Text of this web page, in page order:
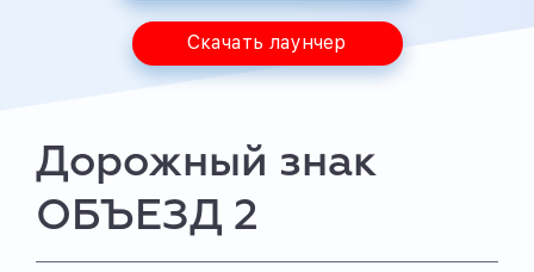
Скачать лаунчер
Дорожный знак
ОБЪЕЗД 2